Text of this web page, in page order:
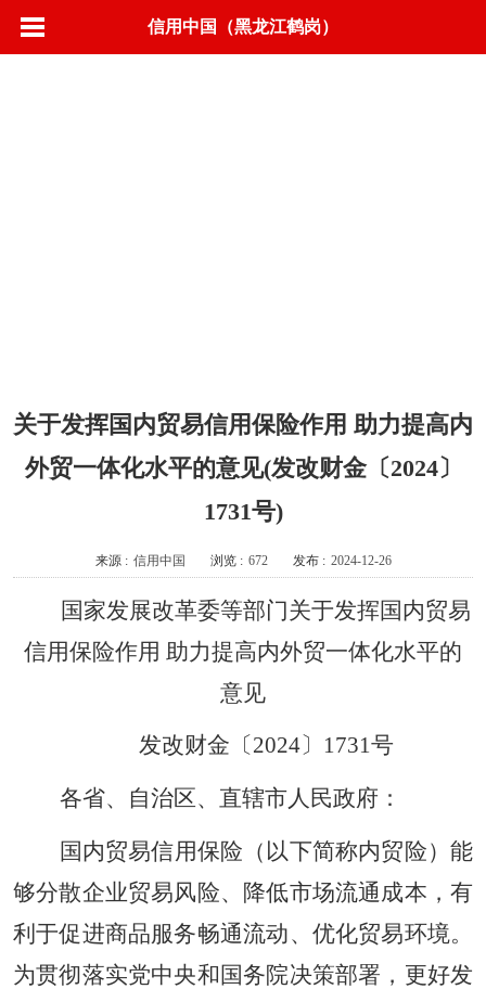
信用中国（黑龙江鹤岗）
关于发挥国内贸易信用保险作用 助力提高内
外贸一体化水平的意见(发改财金〔2024〕
1731号)
来源 : 信用中国 浏览 : 672 发布 : 2024-12-26
国家发展改革委等部门关于发挥国内贸易
信用保险作用 助力提高内外贸一体化水平的
意见
发改财金〔2024〕1731号
各省、自治区、直辖市人民政府：
国内贸易信用保险（以下简称内贸险）能
够分散企业贸易风险、降低市场流通成本，有
利于促进商品服务畅通流动、优化贸易环境。
为贯彻落实党中央和国务院决策部署，更好发